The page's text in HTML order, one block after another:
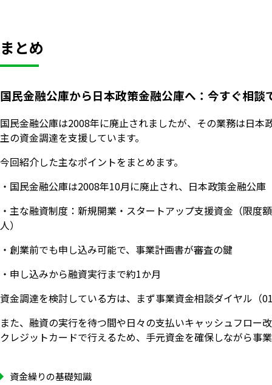
まとめ
国民金融公庫から日本政策金融公庫へ：今すぐ相談
国民金融公庫は2008年に廃止されましたが、その業務は日
主の資金調達を支援しています。
今回紹介した主なポイントをまとめます。
・国民金融公庫は2008年10月に廃止され、日本政策金融公
・主な融資制度：新規開業・スタートアップ支援資金（限
人）
・創業前でも申し込み可能で、事業計画書が審査の鍵
・申し込みから融資実行まで約1か月
資金調達を検討している方は、まず事業資金相談ダイヤル（
また、融資の実行を待つ間や日々の支払いキャッシュフロー
クレジットカードで行えるため、手元資金を確保しながら事
資金繰りの基礎知識